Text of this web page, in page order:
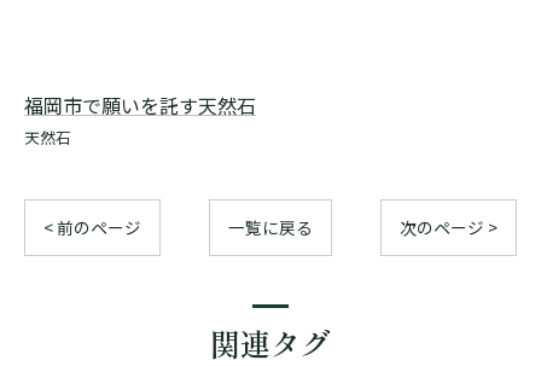
福岡市で願いを託す天然石
天然石
< 前のページ 一覧に戻る 次のページ >
関連タグ